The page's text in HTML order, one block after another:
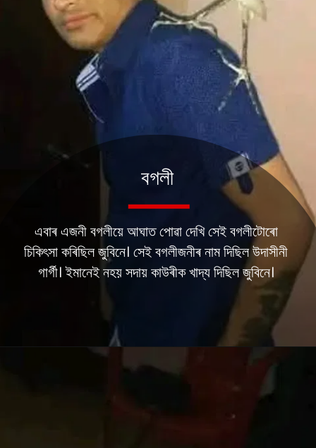
এবাৰ এজনী বগলীয়ে আঘাত পোৱা দেখি সেই বগলীটোৰো
চিকিৎসা কৰিছিল জুবিনে। সেই বগলীজনীৰ নাম দিছিল উদাসীনী
গাৰ্গী। ইমানেই নহয় সদায় কাউৰীক খাদ্য দিছিল জুবিনে।
বগলী